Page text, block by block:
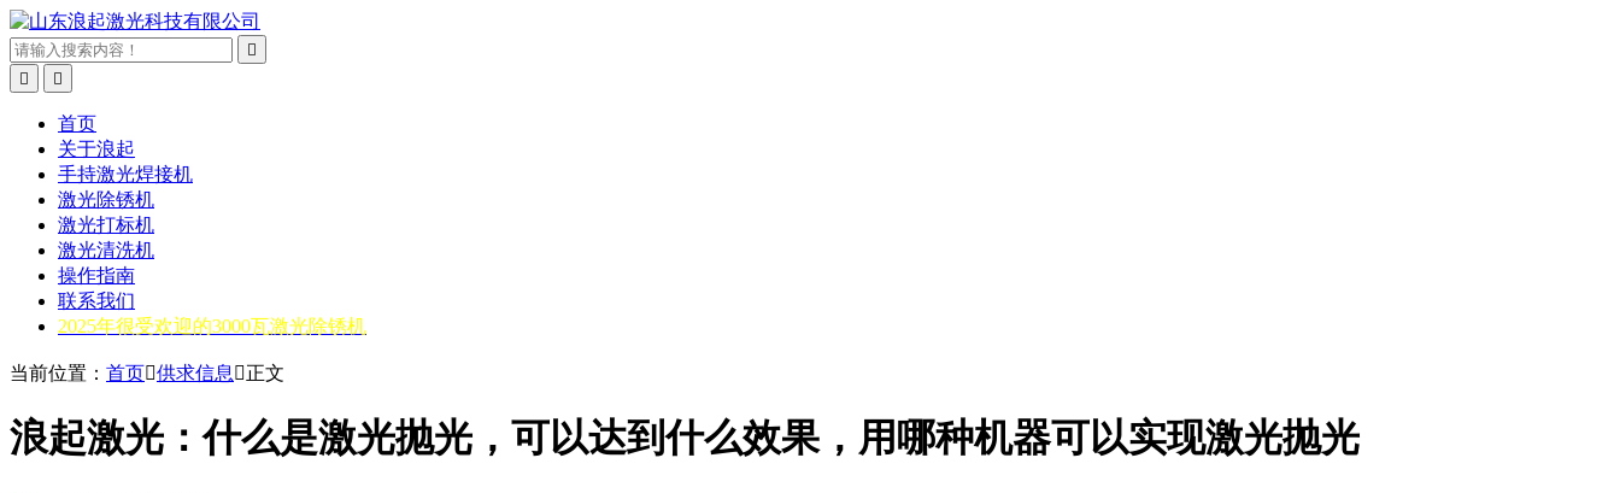



首页
关于浪起
手持激光焊接机
激光除锈机
激光打标机
激光清洗机
操作指南
联系我们
2025年很受欢迎的3000瓦激光除锈机
当前位置： 首页供求信息 正文
浪起激光：什么是激光抛光，可以达到什么效果，用哪种机器可以实现激光抛光